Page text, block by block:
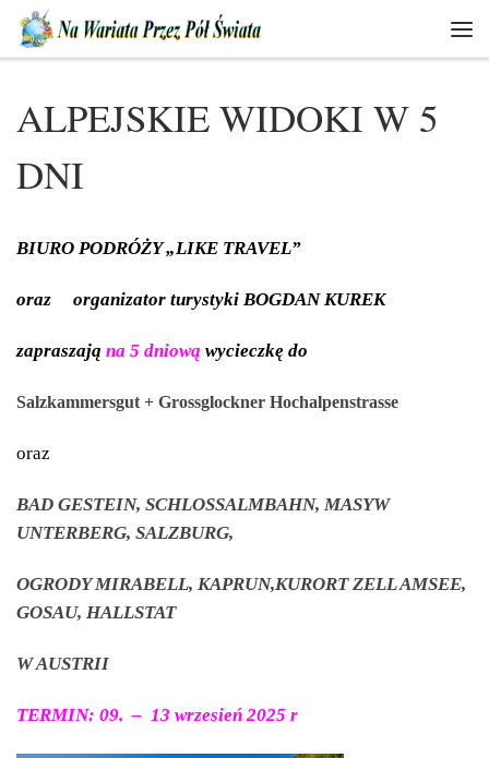
Skip to content
ALPEJSKIE WIDOKI W 5
DNI
BIURO PODRÓŻY „LIKE TRAVEL”
oraz organizator turystyki BOGDAN KUREK
zapraszają na 5 dniową wycieczkę do
Salzkammersgut + Grossglockner Hochalpenstrasse
oraz
BAD GESTEIN, SCHLOSSALMBAHN, MASYW
UNTERBERG, SALZBURG,
OGRODY MIRABELL, KAPRUN,KURORT ZELL AMSEE,
GOSAU, HALLSTAT
W AUSTRII
TERMIN: 09. – 13 wrzesień 2025 r